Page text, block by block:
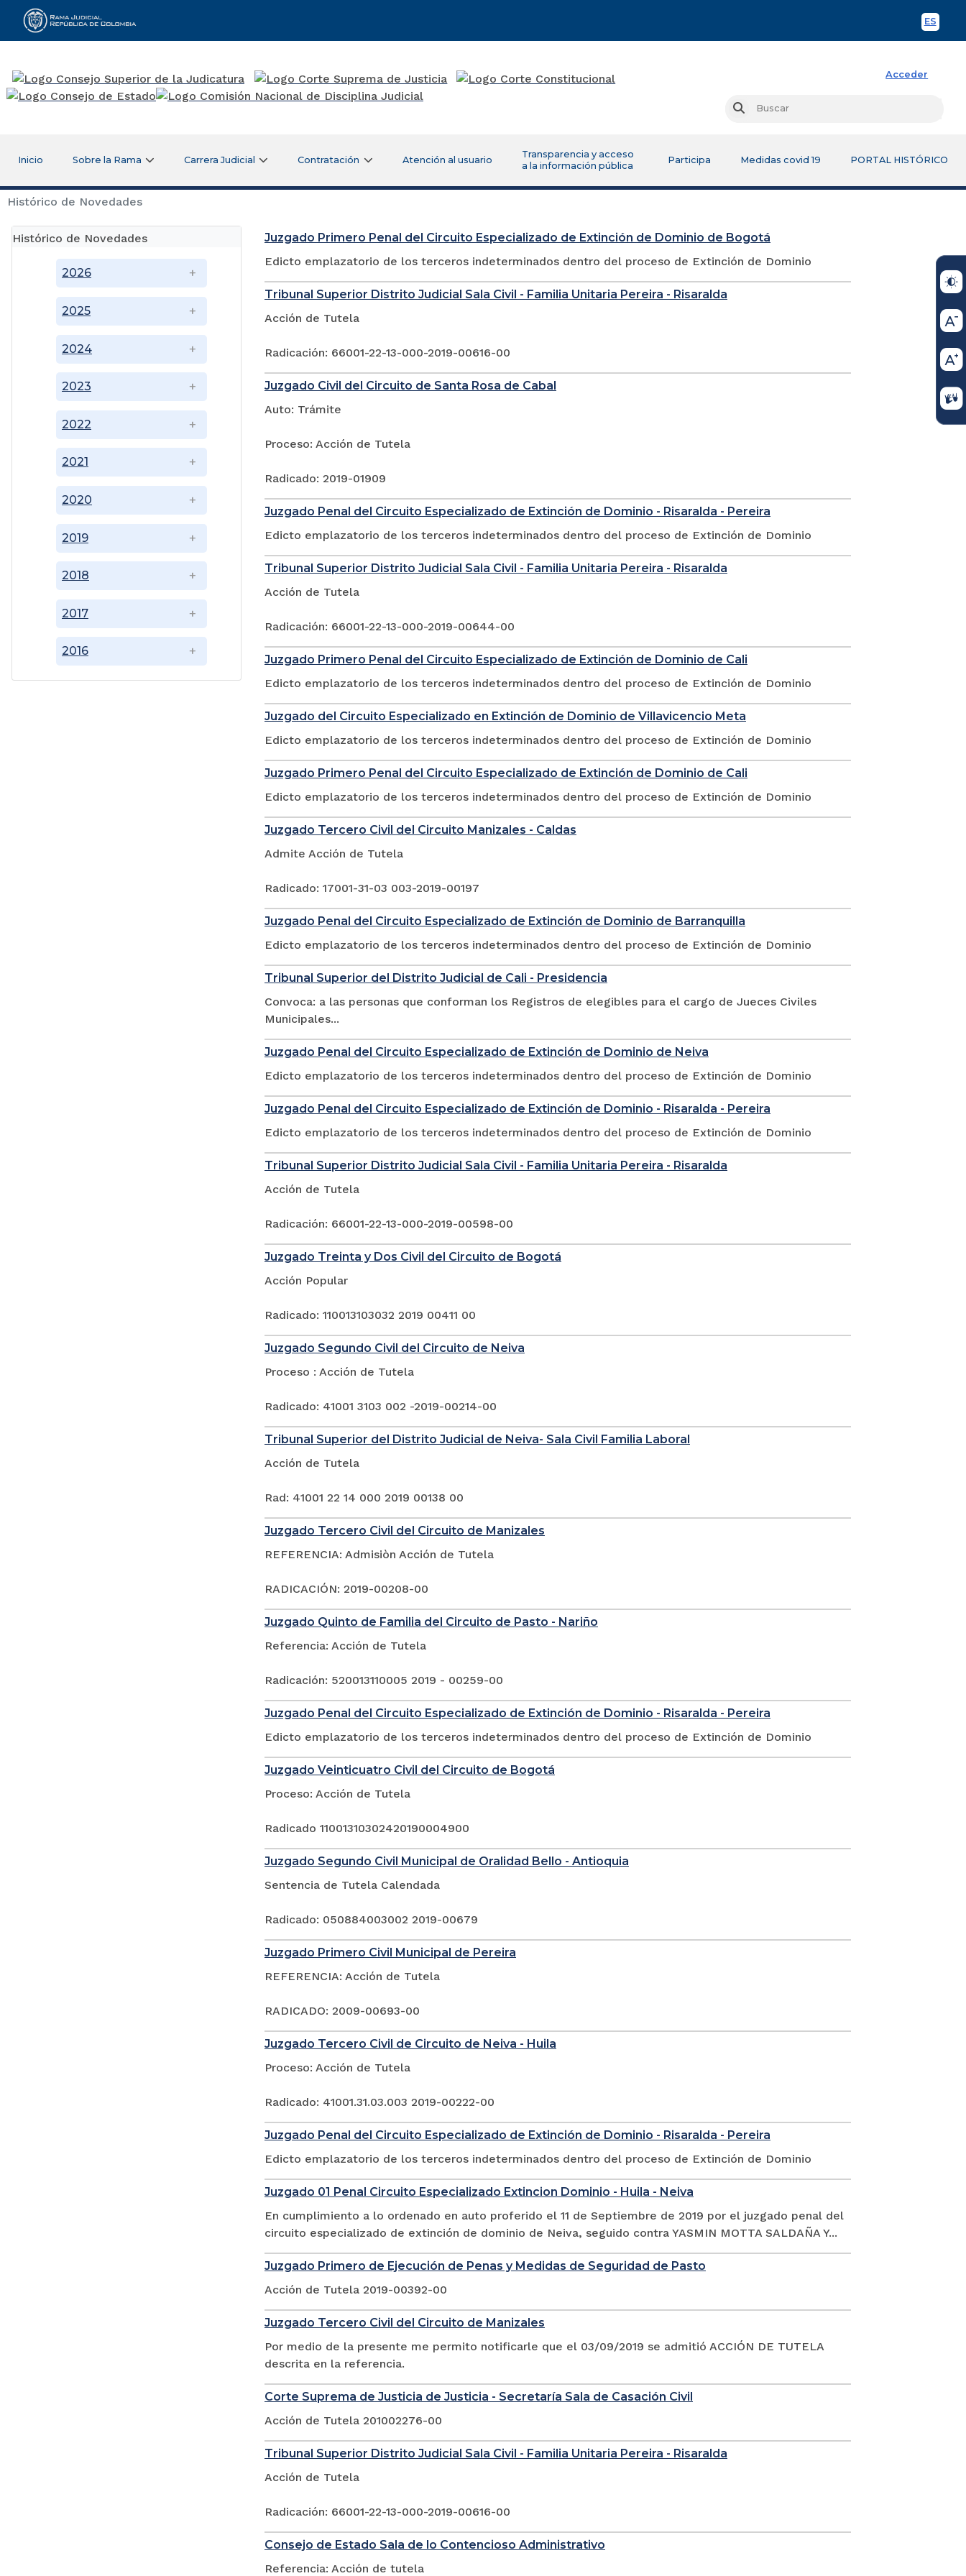
ES
Rama Judicial
Acceder
Buscar
Inicio Sobre la Rama Carrera Judicial Contratación Atención al usuario
Transparencia y acceso
a la información pública
Participa Medidas covid 19 PORTAL HISTÓRICO
Histórico de Novedades
Histórico de Novedades
2016
2017
2018
2019
2020
2021
2022
2023
2024
2025
2026
Juzgado Primero Penal del Circuito Especializado de Extinción de Dominio de Bogotá
Edicto emplazatorio de los terceros indeterminados dentro del proceso de Extinción de Dominio
Tribunal Superior Distrito Judicial Sala Civil - Familia Unitaria Pereira - Risaralda
Acción de Tutela
Radicación: 66001-22-13-000-2019-00616-00
Juzgado Civil del Circuito de Santa Rosa de Cabal
Auto: Trámite
Proceso: Acción de Tutela
Radicado: 2019-01909
Juzgado Penal del Circuito Especializado de Extinción de Dominio - Risaralda - Pereira
Edicto emplazatorio de los terceros indeterminados dentro del proceso de Extinción de Dominio
Tribunal Superior Distrito Judicial Sala Civil - Familia Unitaria Pereira - Risaralda
Acción de Tutela
Radicación: 66001-22-13-000-2019-00644-00
Juzgado Primero Penal del Circuito Especializado de Extinción de Dominio de Cali
Edicto emplazatorio de los terceros indeterminados dentro del proceso de Extinción de Dominio
Juzgado del Circuito Especializado en Extinción de Dominio de Villavicencio Meta
Edicto emplazatorio de los terceros indeterminados dentro del proceso de Extinción de Dominio
Juzgado Primero Penal del Circuito Especializado de Extinción de Dominio de Cali
Edicto emplazatorio de los terceros indeterminados dentro del proceso de Extinción de Dominio
Juzgado Tercero Civil del Circuito Manizales - Caldas
Admite Acción de Tutela
Radicado: 17001-31-03 003-2019-00197
Juzgado Penal del Circuito Especializado de Extinción de Dominio de Barranquilla
Edicto emplazatorio de los terceros indeterminados dentro del proceso de Extinción de Dominio
Tribunal Superior del Distrito Judicial de Cali - Presidencia
Convoca: a las personas que conforman los Registros de elegibles para el cargo de Jueces Civiles
Municipales...
Juzgado Penal del Circuito Especializado de Extinción de Dominio de Neiva
Edicto emplazatorio de los terceros indeterminados dentro del proceso de Extinción de Dominio
Juzgado Penal del Circuito Especializado de Extinción de Dominio - Risaralda - Pereira
Edicto emplazatorio de los terceros indeterminados dentro del proceso de Extinción de Dominio
Tribunal Superior Distrito Judicial Sala Civil - Familia Unitaria Pereira - Risaralda
Acción de Tutela
Radicación: 66001-22-13-000-2019-00598-00
Juzgado Treinta y Dos Civil del Circuito de Bogotá
Acción Popular
Radicado: 110013103032 2019 00411 00
Juzgado Segundo Civil del Circuito de Neiva
Proceso : Acción de Tutela
Radicado: 41001 3103 002 -2019-00214-00
Tribunal Superior del Distrito Judicial de Neiva- Sala Civil Familia Laboral
Acción de Tutela
Rad: 41001 22 14 000 2019 00138 00
Juzgado Tercero Civil del Circuito de Manizales
REFERENCIA: Admisiòn Acción de Tutela
RADICACIÓN: 2019-00208-00
Juzgado Quinto de Familia del Circuito de Pasto - Nariño
Referencia: Acción de Tutela
Radicación: 520013110005 2019 - 00259-00
Juzgado Penal del Circuito Especializado de Extinción de Dominio - Risaralda - Pereira
Edicto emplazatorio de los terceros indeterminados dentro del proceso de Extinción de Dominio
Juzgado Veinticuatro Civil del Circuito de Bogotá
Proceso: Acción de Tutela
Radicado 11001310302420190004900
Juzgado Segundo Civil Municipal de Oralidad Bello - Antioquia
Sentencia de Tutela Calendada
Radicado: 050884003002 2019-00679
Juzgado Primero Civil Municipal de Pereira
REFERENCIA: Acción de Tutela
RADICADO: 2009-00693-00
Juzgado Tercero Civil de Circuito de Neiva - Huila
Proceso: Acción de Tutela
Radicado: 41001.31.03.003 2019-00222-00
Juzgado Penal del Circuito Especializado de Extinción de Dominio - Risaralda - Pereira
Edicto emplazatorio de los terceros indeterminados dentro del proceso de Extinción de Dominio
Juzgado 01 Penal Circuito Especializado Extincion Dominio - Huila - Neiva
En cumplimiento a lo ordenado en auto proferido el 11 de Septiembre de 2019 por el juzgado penal del
circuito especializado de extinción de dominio de Neiva, seguido contra YASMIN MOTTA SALDAÑA Y...
Juzgado Primero de Ejecución de Penas y Medidas de Seguridad de Pasto
Acción de Tutela 2019-00392-00
Juzgado Tercero Civil del Circuito de Manizales
Por medio de la presente me permito notificarle que el 03/09/2019 se admitió ACCIÓN DE TUTELA
descrita en la referencia.
Corte Suprema de Justicia de Justicia - Secretaría Sala de Casación Civil
Acción de Tutela 201002276-00
Tribunal Superior Distrito Judicial Sala Civil - Familia Unitaria Pereira - Risaralda
Acción de Tutela
Radicación: 66001-22-13-000-2019-00616-00
Consejo de Estado Sala de lo Contencioso Administrativo
Referencia: Acción de tutela